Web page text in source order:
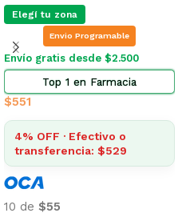
Elegí tu zona
Envio Programable
Envío gratis desde $2.500
Top 1 en Farmacia
$551
4% OFF · Efectivo o
transferencia: $529
10 de $55